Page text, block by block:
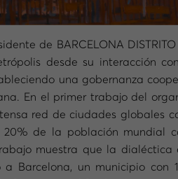
de BARCELONA
desde su interacción
una gobernanza
En el primer trabajo del
red de ciudades globales
de la población mundial
muestra que la dialéctica
a
Barcelona, un municipio con